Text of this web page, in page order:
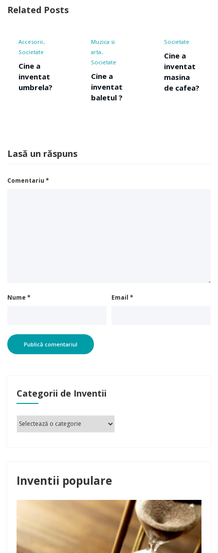
Related Posts
Muzica si
arta
Cine a
inventat
Societate
Cine a
inventat
masina
de cafea?
Societate
Cine a
inventat
Lasă un răspuns
Comentariu *
Nume * Email *
Categorii de Inventii
Inventii populare